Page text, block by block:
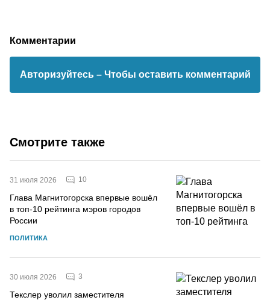
Комментарии
Авторизуйтесь – Чтобы оставить комментарий
Смотрите также
31 июля 2026 10
Глава Магнитогорска впервые вошёл
в топ-10 рейтинга мэров городов
России
ПОЛИТИКА
30 июля 2026 3
Текслер уволил заместителя